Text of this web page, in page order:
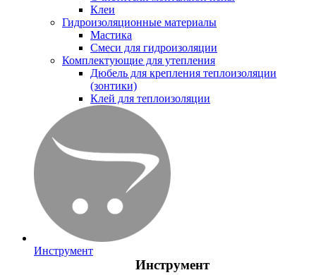
Клеи
Гидроизоляционные материалы
Мастика
Смеси для гидроизоляции
Комплектующие для утепления
Дюбель для крепления теплоизоляции
(зонтики)
Клей для теплоизоляции
Инструмент
Инструмент